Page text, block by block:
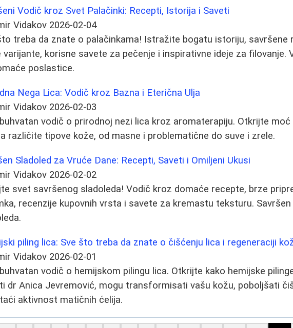
Vodič kroz Svet Palačinki: Recepti, Istorija i Saveti
Vidakov 2026-02-04
treba da znate o palačinkama! Istražite bogatu istoriju, savršene
varijante, korisne savete za pečenje i inspirativne ideje za filovanje.
poslastice.
Nega Lica: Vodič kroz Bazna i Eterična Ulja
Vidakov 2026-02-03
vodič o prirodnoj nezi lica kroz aromaterapiju. Otkrijte
različite tipove kože, od masne i problematične do suve i zrele.
Sladoled za Vruće Dane: Recepti, Saveti i Omiljeni Ukusi
Vidakov 2026-02-02
svet savršenog sladoleda! Vodič kroz domaće recepte, brze
recenzije kupovnih vrsta i savete za kremastu teksturu.
piling lica: Sve što treba da znate o čišćenju lica i regeneraciji
Vidakov 2026-02-01
vodič o hemijskom pilingu lica. Otkrijte kako hemijske
dr Anica Jevremović, mogu transformisati vašu kožu, poboljšati
aktivnost matičnih ćelija.